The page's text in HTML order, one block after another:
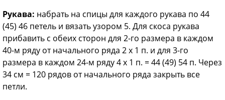
Рукава: набрать на спицы для каждого рукава по 44
(45) 46 петель и вязать узором 5. Для скоса рукава
прибавить с обеих сторон для 2-го размера в каждом
40-м ряду от начального ряда 2 х 1 п. и для 3-го
размера в каждом 24-м ряду 4 х 1 п. = 44 (49) 54 п. Через
34 см = 120 рядов от начального ряда закрыть все
петли.